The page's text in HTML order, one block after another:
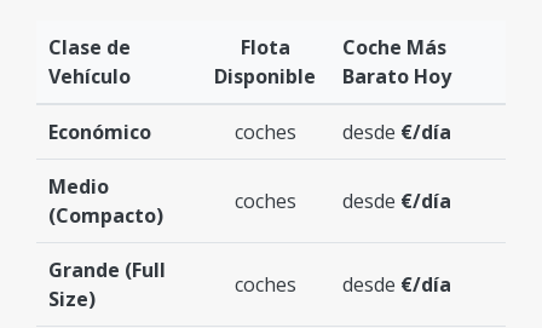
Clase de
Vehículo
Flota
Disponible
Coche Más
Barato Hoy
Económico coches desde €/día
Medio
(Compacto)
coches desde €/día
Grande (Full
Size)
coches desde €/día